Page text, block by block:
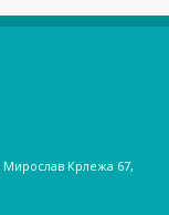
Крлежа 67,